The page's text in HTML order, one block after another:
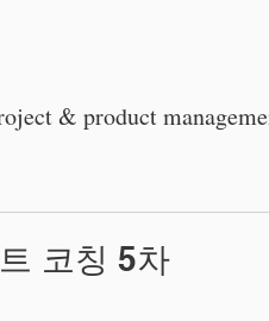
& product
코칭 5차